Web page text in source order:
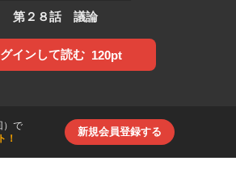
第２８話 議論
インして読む 120pt
）で
！
新規会員登録する